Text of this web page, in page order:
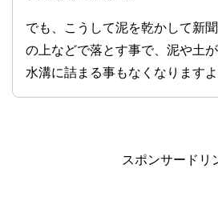
でも、こうして泥を乾かして新
の上などで落とす事で、泥や土
水溝に詰まる事もなくなります
スポンサードリ